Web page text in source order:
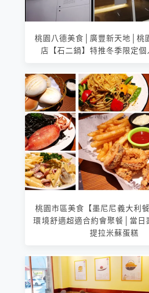
桃園八德美食│廣豐新天地│桃
店【石二鍋】特推冬季限定個
桃園市區美食【墨尼尼義大利
環境舒適超適合約會聚餐│當日
提拉米蘇蛋糕